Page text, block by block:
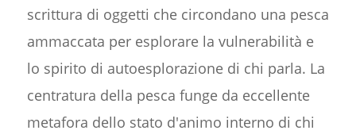
scrittura di oggetti che circondano una pesca
ammaccata per esplorare la vulnerabilità e
lo spirito di autoesplorazione di chi parla. La
centratura della pesca funge da eccellente
metafora dello stato d'animo interno di chi